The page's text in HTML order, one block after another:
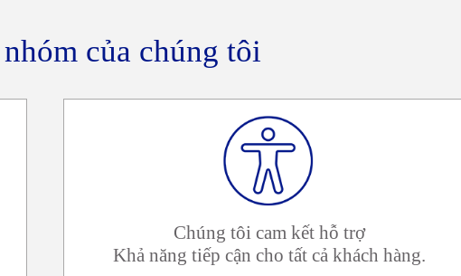
của chúng tôi
Chúng tôi cam kết hỗ trợ
Khả năng tiếp cận cho tất cả khách hàng.